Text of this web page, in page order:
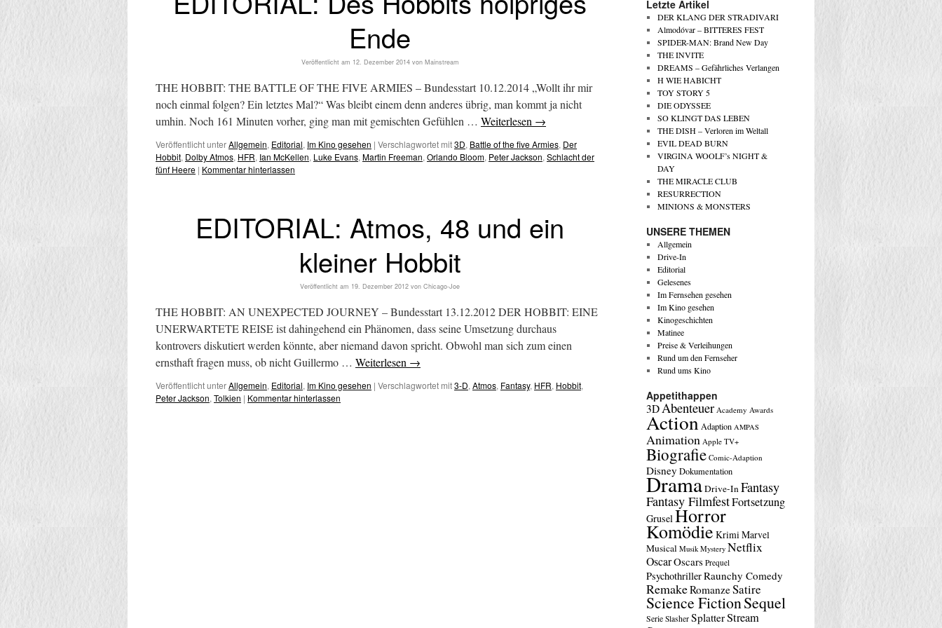
Ende
Veröffentlicht am 12. Dezember 2014 von Mainstream
THE HOBBIT: THE BATTLE OF THE FIVE ARMIES – Bundesstart 10.12.2014 „Wollt ihr mir
noch einmal folgen? Ein letztes Mal?“ Was bleibt einem denn anderes übrig, man kommt ja nicht
umhin. Noch 161 Minuten vorher, ging man mit gemischten Gefühlen … Weiterlesen →
Veröffentlicht unterAllgemein, Editorial, Im Kino gesehen | Verschlagwortet mit3D, Battle of the five Armies, Der
Hobbit, Dolby Atmos, HFR, Ian McKellen, Luke Evans, Martin Freeman, Orlando Bloom, Peter Jackson, Schlacht der
fünf Heere | Kommentar hinterlassen
EDITORIAL: Atmos, 48 und ein
kleiner Hobbit
Veröffentlicht am 19. Dezember 2012 von Chicago-Joe
THE HOBBIT: AN UNEXPECTED JOURNEY – Bundesstart 13.12.2012 DER HOBBIT: EINE
UNERWARTETE REISE ist dahingehend ein Phänomen, dass seine Umsetzung durchaus
kontrovers diskutiert werden könnte, aber niemand davon spricht. Obwohl man sich zum einen
ernsthaft fragen muss, ob nicht Guillermo … Weiterlesen →
Veröffentlicht unterAllgemein, Editorial, Im Kino gesehen | Verschlagwortet mit3-D, Atmos, Fantasy, HFR, Hobbit,
Peter Jackson, Tolkien | Kommentar hinterlassen
Letzte Artikel
DER KLANG DER STRADIVARI
Almodóvar – BITTERES FEST
SPIDER-MAN: Brand New Day
THE INVITE
DREAMS – Gefährliches Verlangen
H WIE HABICHT
TOY STORY 5
DIE ODYSSEE
SO KLINGT DAS LEBEN
THE DISH – Verloren im Weltall
EVIL DEAD BURN
VIRGINA WOOLF’s NIGHT &
DAY
THE MIRACLE CLUB
RESURRECTION
MINIONS & MONSTERS
UNSERE THEMEN
Allgemein
Drive-In
Editorial
Gelesenes
Im Fernsehen gesehen
Im Kino gesehen
Kinogeschichten
Matinee
Preise & Verleihungen
Rund um den Fernseher
Rund ums Kino
Appetithappen
3DAbenteuer Academy Awards
Action Adaption AMPAS
Animation Apple TV+
Biografie Comic-Adaption
Disney Dokumentation
DramaDrive-InFantasy
Fantasy FilmfestFortsetzung
GruselHorror
Komödie KrimiMarvel
Musical Musik Mystery Netflix
OscarOscars Prequel
PsychothrillerRaunchy Comedy
RemakeRomanzeSatire
Science FictionSequel
Serie Slasher SplatterStream